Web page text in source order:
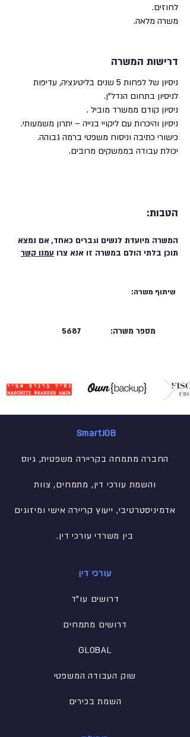
לחוזים.
משרה מלאה.
דרישות המשרה
ניסיון של לפחות 5 שנים בליטיגציה, עדיפות
לניסיון בתחום הנדל"ן.
ניסיון קודם ממשרד מוביל .
ניסיון והיכרות עם ליקויי בנייה – יתרון משמעותי.
כישורי כתיבה וניסוח משפטי ברמה גבוהה.
יכולת עבודה בממשקים מרובים.
הטבות:
המשרה מיועדת לנשים וגברים כאחד, אם נמצא
תוכן בלתי הולם במשרה זו אנא צרו עמנו קשר
שיתוף משרה:
5687 מספר משרה:
SmartJOB
החברה מתמחה בקריירה משפטית, גיוס
והשמת עורכי דין, מתמחים, צוות
אדמיניסטרטיבי, ייעוץ קריירה אישי ומיזוגים
בין משרדי עורכי דין.
עורכי דין
דרושים עו"ד
דרושים מתמחים
GLOBAL
שוק העבודה המשפטי
השמת בכירים